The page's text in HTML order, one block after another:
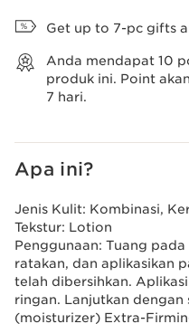
Get up to 7-pc gifts
Anda mendapat 10
produk ini. Point
7 hari.
Apa ini?
Jenis Kulit: Kombinasi,
Tekstur: Lotion
Penggunaan: Tuang
ratakan, dan aplikasikan
telah dibersihkan.
ringan. Lanjutkan
(moisturizer) Extra-